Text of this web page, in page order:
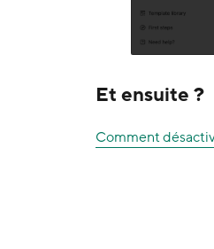
Et ensuite ?
Comment